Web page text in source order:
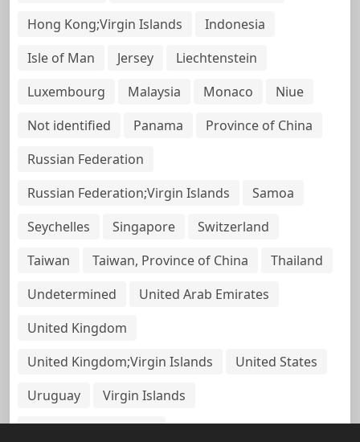
Hong Kong;Virgin Islands
Indonesia
Isle of Man
Jersey
Liechtenstein
Luxembourg
Malaysia Monaco
Niue
Not identified
Panama
Province of China
Russian Federation
Russian Federation;Virgin Islands
Samoa
Seychelles
Singapore
Switzerland
Taiwan
Taiwan, Province of China
Thailand
Undetermined
United Arab Emirates
United Kingdom
United Kingdom;Virgin Islands
United States
Uruguay
Virgin Islands
Virgin Islands, British